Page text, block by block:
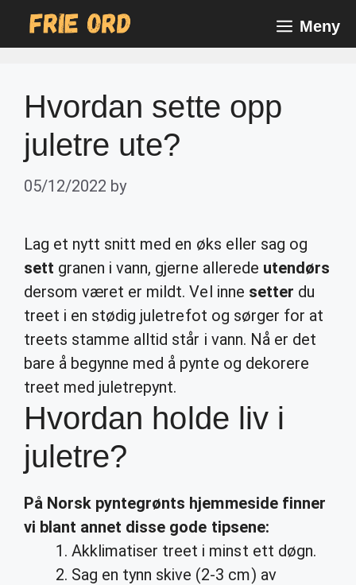
Meny
Hvordan sette opp
juletre ute?
05/12/2022 by
Lag et nytt snitt med en øks eller sag og
sett granen i vann, gjerne allerede utendørs
dersom været er mildt. Vel inne setter du
treet i en stødig juletrefot og sørger for at
treets stamme alltid står i vann. Nå er det
bare å begynne med å pynte og dekorere
treet med juletrepynt.
Hvordan holde liv i
juletre?
På Norsk pyntegrønts hjemmeside finner
vi blant annet disse gode tipsene:
Akklimatiser treet i minst ett døgn.
Sag en tynn skive (2-3 cm) av